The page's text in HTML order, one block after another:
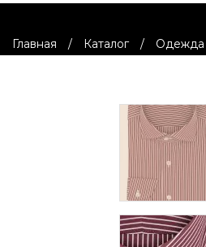
Главная / Каталог / Одежда